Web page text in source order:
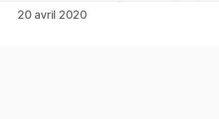
20 avril 2020